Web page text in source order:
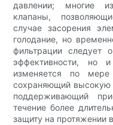
давлении; многие
клапаны,
случае засорения
голодание, но
фильтрации следует
эффективности, но
изменяется по мере
сохраняющий высокую
поддерживающий
течение более
защиту на протяжении